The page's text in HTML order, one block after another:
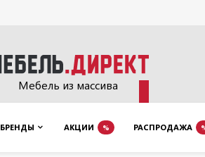
Мебель из массива
БРЕНДЫ АКЦИИ % РАСПРОДАЖА